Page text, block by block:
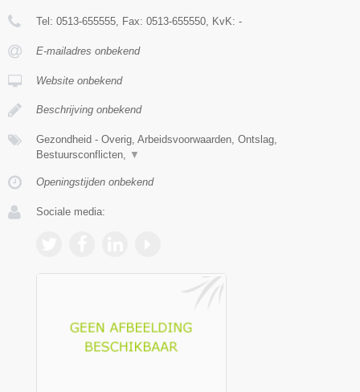
Tel: 0513-655555 , Fax: 0513-655550 , KvK: -
E-mailadres onbekend
Website onbekend
Beschrijving onbekend
Gezondheid - Overig, Arbeidsvoorwaarden, Ontslag,
Bestuursconflicten,
▼
Openingstijden onbekend
Sociale media: